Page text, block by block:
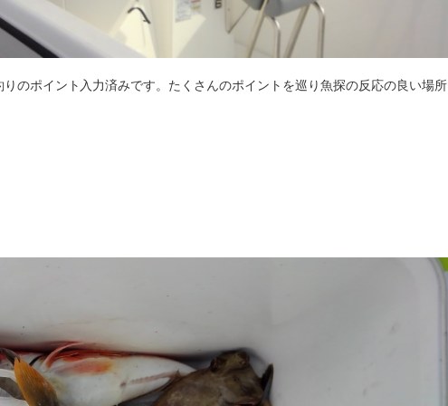
のポイント入力済みです。たくさんのポイントを巡り魚探の反応の良い場所